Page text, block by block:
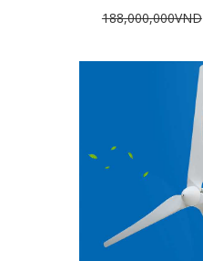
188,000,000VND